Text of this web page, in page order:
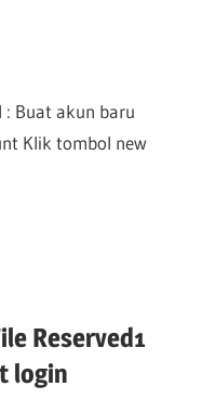
: Buat akun baru
Klik tombol new
Reserved1
login